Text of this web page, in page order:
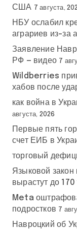
США 7 августа,
НБУ ослабил
аграриев из-за
Заявление
РФ — видео 7
Wildberries
хабов после
как война в
августа, 2026
Первые пять
счет ЕИБ в
торговый
Языковой
вырастут до
Meta
подростков 7
Навроцкий об